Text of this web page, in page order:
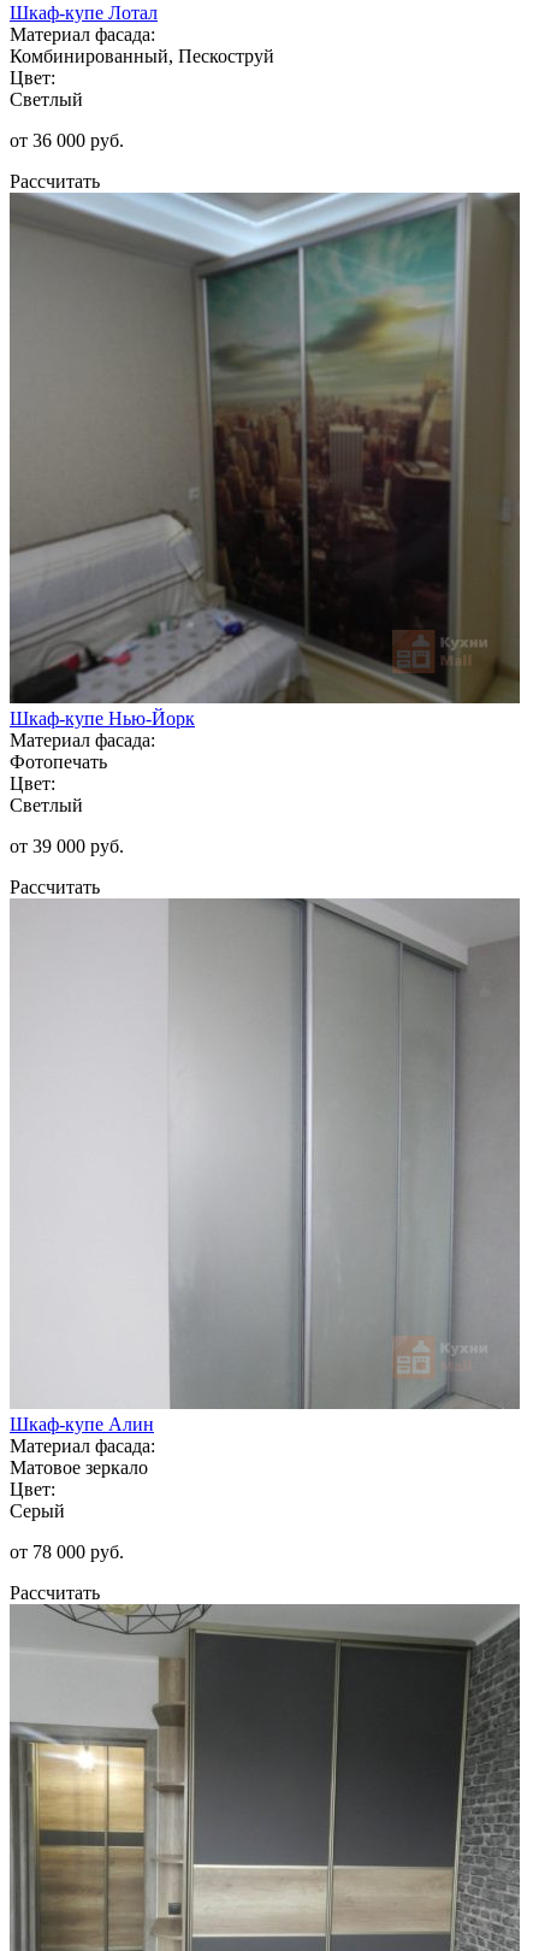
Шкаф-купе Лотал
Материал фасада:
Комбинированный, Пескоструй
Цвет:
Светлый
от 36 000 руб.
Рассчитать
Шкаф-купе Нью-Йорк
Материал фасада:
Фотопечать
Цвет:
Светлый
от 39 000 руб.
Рассчитать
Шкаф-купе Алин
Материал фасада:
Матовое зеркало
Цвет:
Серый
от 78 000 руб.
Рассчитать